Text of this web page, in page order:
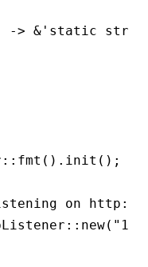
-> & ' static str
:: fmt () . init ();
on http://
:: new(